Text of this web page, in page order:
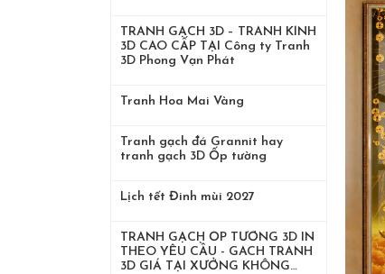
TRANH GẠCH 3D – TRANH KÍNH
3D CAO CẤP TẠI Công ty Tranh
3D Phong Vạn Phát
Tranh Hoa Mai Vàng
Tranh gạch đá Grannit hay
tranh gạch 3D Ốp tường
Lịch tết Đinh mùi 2027
TRANH GẠCH ỐP TƯỜNG 3D IN
THEO YÊU CẦU - GACH TRANH
3D GIÁ TẠI XƯỞNG KHÔNG